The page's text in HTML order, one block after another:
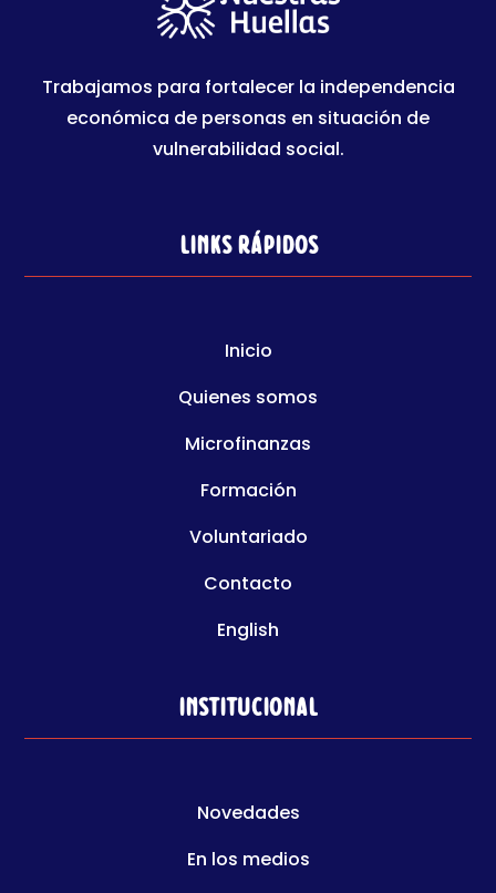
Trabajamos para fortalecer la independencia
económica de personas en situación de
vulnerabilidad social.
Links rápidos
Inicio
Quienes somos
Microfinanzas
Formación
Voluntariado
Contacto
English
Institucional
Novedades
En los medios